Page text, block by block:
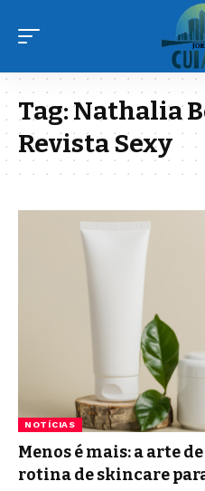
Tag:Nathalia
Revista Sexy
NOTÍCIAS
Menos é mais: a arte
rotina de skincare